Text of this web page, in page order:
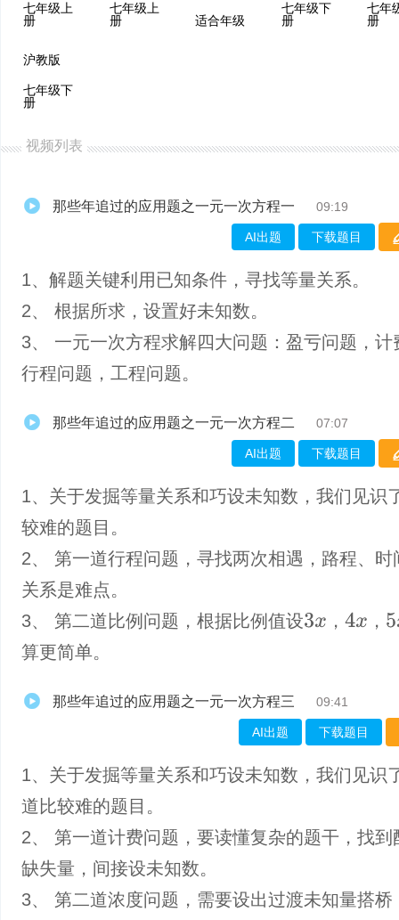
七年级上
册
七年级上
册
适合年级
七年级下
册
七年
册
沪教版
七年级下
册
视频列表
那些年追过的应用题之一元一次方程一 09:19
AI出题 下载题目
1、解题关键利用已知条件，寻找等量关系。
2、 根据所求，设置好未知数。
3、 一元一次方程求解四大问题：盈亏问题，计
行程问题，工程问题。
那些年追过的应用题之一元一次方程二 07:07
AI出题 下载题目
1、关于发掘等量关系和巧设未知数，我们见识
较难的题目。
2、 第一道行程问题，寻找两次相遇，路程、时
关系是难点。
3、 第二道比例问题，根据比例值设3x ， 4x ， 5x
算更简单。
那些年追过的应用题之一元一次方程三 09:41
AI出题 下载题目
1、关于发掘等量关系和巧设未知数，我们见识
道比较难的题目。
2、 第一道计费问题，要读懂复杂的题干，找到
缺失量，间接设未知数。
3、 第二道浓度问题，需要设出过渡未知量搭桥